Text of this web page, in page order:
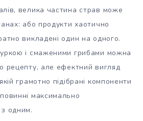
велика частина страв може
або продукти хаотично
викладені один на одного.
і смаженими грибами можна
рецепту, але ефектний вигляд
грамотно підібрані компоненти
максимально
одним.